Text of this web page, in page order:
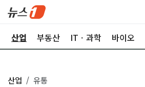
산업 부동산 ITㆍ과학 바이오
산업 유통